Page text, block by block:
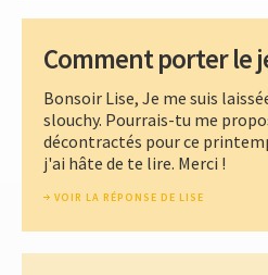
Comment porter le
Bonsoir Lise, Je me suis
slouchy. Pourrais-tu me
décontractés pour ce
j'ai hâte de te lire. Merci !
VOIR LA RÉPONSE DE LISE